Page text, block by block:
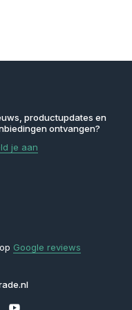
productupdates en
ontvangen?
je aan
op Google reviews